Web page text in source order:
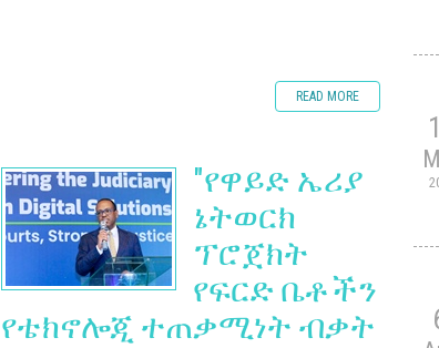
READ MORE
"የዋይድ ኤሪያ
ኔትወርክ
ፕሮጀክት
የፍርድ ቤቶችን
የቴክኖሎጂ ተጠቃሚነት ብቃት